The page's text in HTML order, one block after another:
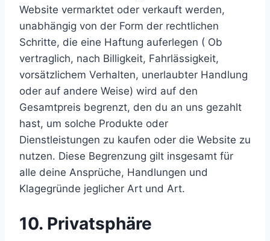
Website vermarktet oder verkauft werden,
unabhängig von der Form der rechtlichen
Schritte, die eine Haftung auferlegen ( Ob
vertraglich, nach Billigkeit, Fahrlässigkeit,
vorsätzlichem Verhalten, unerlaubter Handlung
oder auf andere Weise) wird auf den
Gesamtpreis begrenzt, den du an uns gezahlt
hast, um solche Produkte oder
Dienstleistungen zu kaufen oder die Website zu
nutzen. Diese Begrenzung gilt insgesamt für
alle deine Ansprüche, Handlungen und
Klagegründe jeglicher Art und Art.
10. Privatsphäre